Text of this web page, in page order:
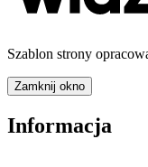
Szablon strony
Zamknij okno
Informacja